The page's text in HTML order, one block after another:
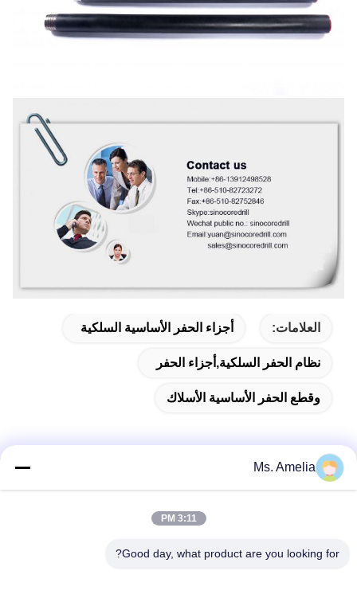
العلامات: أجزاء الحفر الأساسية السلكية
نظام الحفر السلكية,أجزاء الحفر
وقطع الحفر الأساسية الأسلاك
لا، لا، لا122شارع شيزانغ، مدينة ووشي، مقاطعة جيانغسو،
Ms. Amelia
3:11 PM
Good day, what product are you looking for?